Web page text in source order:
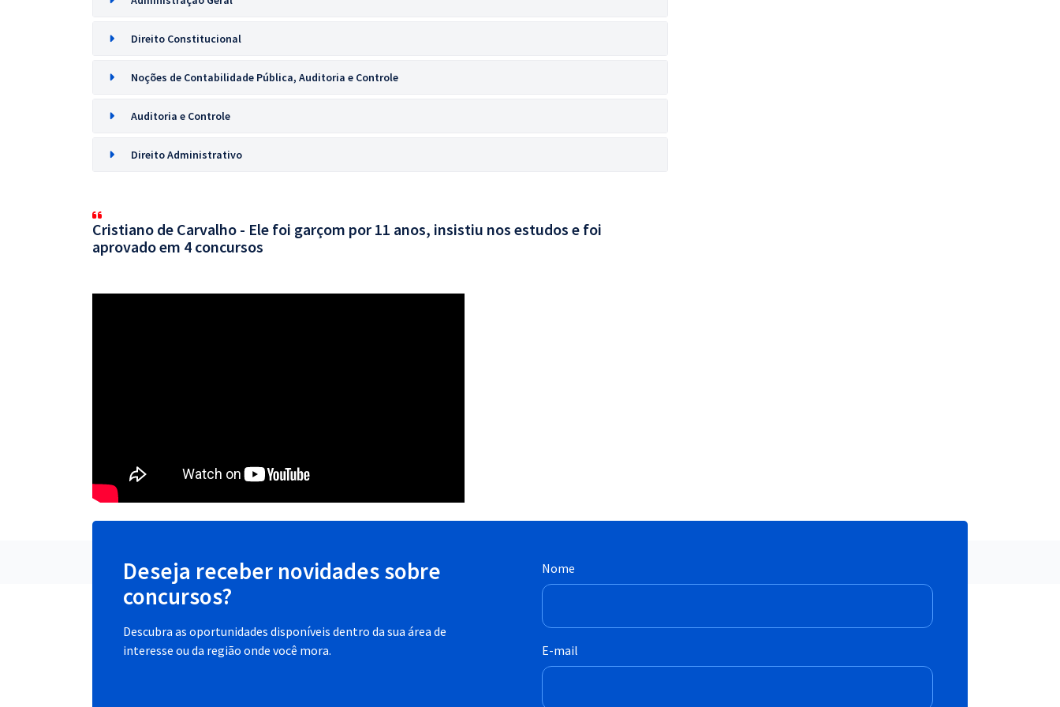
Direito Constitucional
Noções de Contabilidade Pública, Auditoria e Controle
Auditoria e Controle
Direito Administrativo
Cristiano de Carvalho - Ele foi garçom por 11 anos, insistiu nos estudos e foi
aprovado em 4 concursos
Deseja receber novidades sobre
concursos?
Descubra as oportunidades disponíveis dentro da sua área de
interesse ou da região onde você mora.
Nome
E-mail